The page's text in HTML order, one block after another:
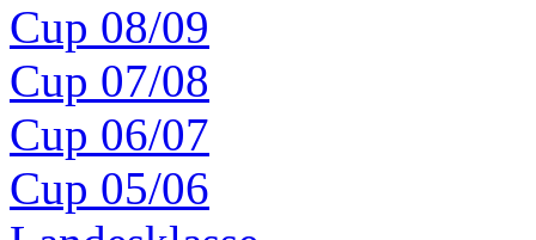
Cup 08/09
Cup 07/08
Cup 06/07
Cup 05/06